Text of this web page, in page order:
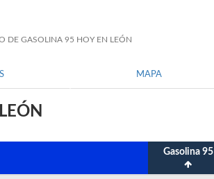
DE GASOLINA 95 HOY EN LEÓN
MAPA
Gasolina 95